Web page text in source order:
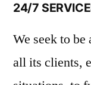
24/7
We seek to
all its clients,